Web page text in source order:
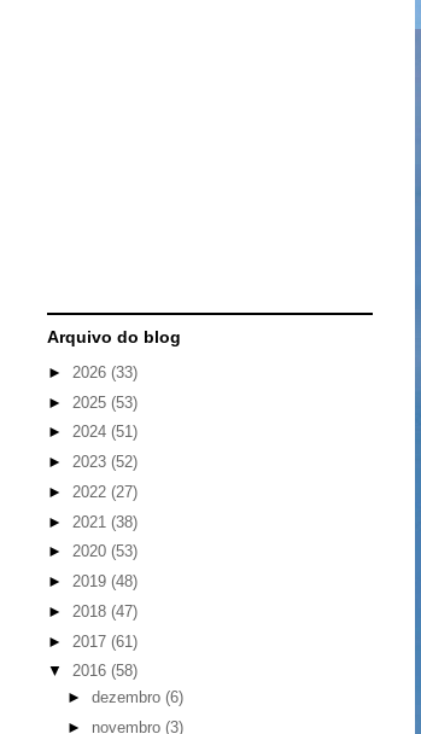
Arquivo do blog
► 2026 (33)
► 2025 (53)
► 2024 (51)
► 2023 (52)
► 2022 (27)
► 2021 (38)
► 2020 (53)
► 2019 (48)
► 2018 (47)
► 2017 (61)
▼ 2016 (58)
► dezembro (6)
► novembro (3)